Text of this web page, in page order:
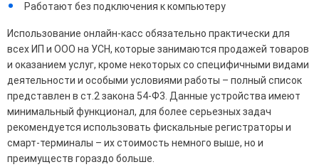
Работают без подключения к компьютеру
Использование онлайн-касс обязательно практически для
всех ИП и ООО на УСН, которые занимаются продажей товаров
и оказанием услуг, кроме некоторых со специфичными видами
деятельности и особыми условиями работы – полный список
представлен в ст.2 закона 54-Ф3. Данные устройства имеют
минимальный функционал, для более серьезных задач
рекомендуется использовать фискальные регистраторы и
смарт-терминалы – их стоимость немного выше, но и
преимуществ гораздо больше.